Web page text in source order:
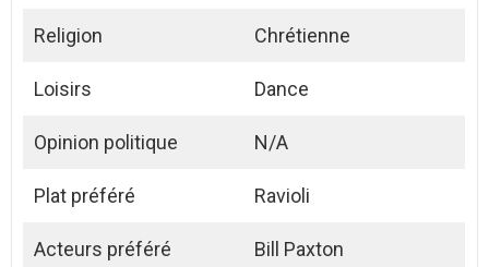
Religion Chrétienne
Loisirs Dance
Opinion politique N/A
Plat préféré Ravioli
Acteurs préféré Bill Paxton